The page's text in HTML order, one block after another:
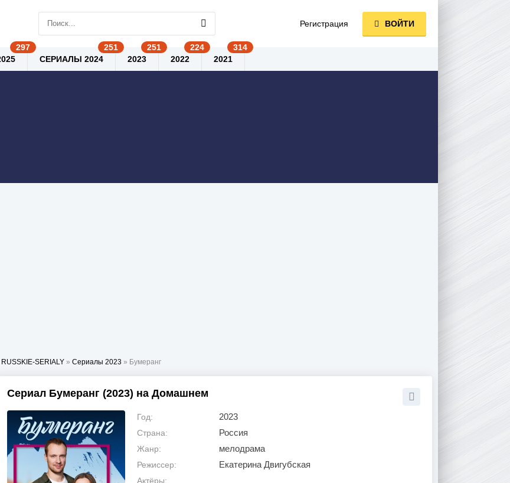
RUSSKIE-SERIALY » Сериалы 2023 » Бумеранг
Сериал Бумеранг (2023) на Домашнем
Год: 2023
Страна: Россия
Жанр: мелодрама
Режиссер: Екатерина Двигубская
Актёры:
Регистрация ВОЙТИ
СЕРИАЛЫ 2024 2023 2022 2021